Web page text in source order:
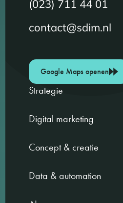
(023) 711 44 01
contact@sdim.nl
Google Maps openen
Strategie
Digital marketing
Concept & creatie
Data & automation